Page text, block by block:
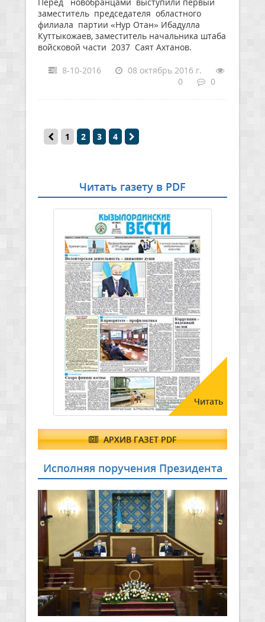
заместитель председателя областного
филиала партии «Нур Отан» Ибадулла
Куттыкожаев, заместитель начальника штаба
войсковой части 2037 Саят Ахтанов.
8-10-2016
08 октябрь 2016 г.
0
0
1 2 3 4
Читать газету в PDF
Читать
АРХИВ ГАЗЕТ PDF
Исполняя поручения Президента